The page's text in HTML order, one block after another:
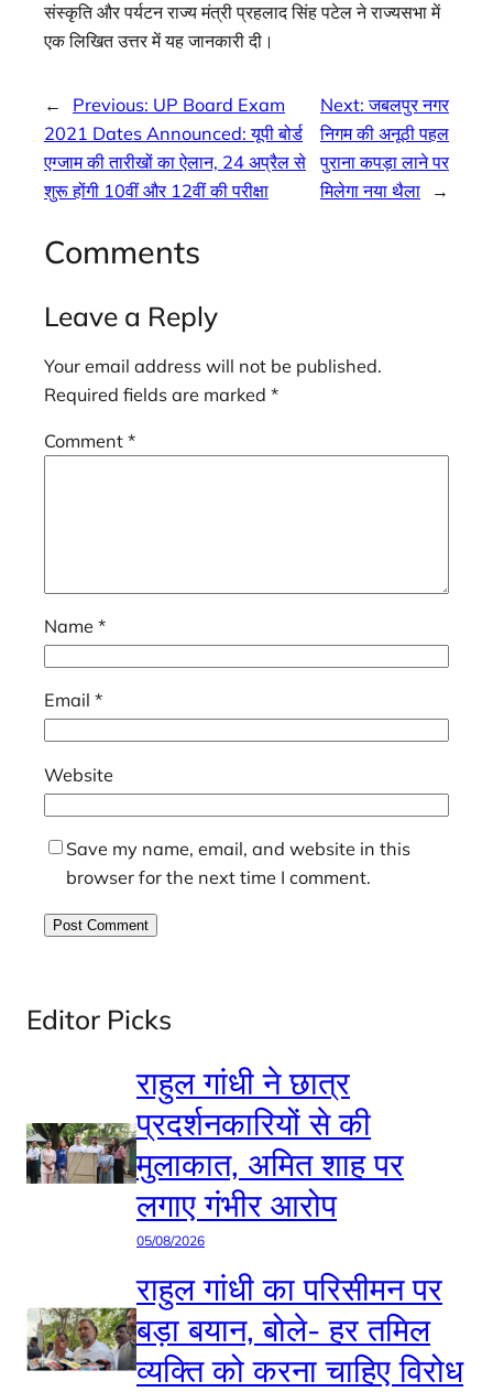
संस्कृति और पर्यटन राज्य मंत्री प्रहलाद सिंह पटेल ने राज्यसभा में
एक लिखित उत्तर में यह जानकारी दी।
← Previous: UP Board Exam
2021 Dates Announced: यूपी बोर्ड
एग्जाम की तारीखों का ऐलान, 24 अप्रैल से
शुरू होंगी 10वीं और 12वीं की परीक्षा
Next:जबलपुर नगर
निगम की अनूठी पहल
पुराना कपड़ा लाने पर
मिलेगा नया थैला
→
Comments
Leave a Reply
Your email address will not be published.
Required fields are marked *
Comment *
Name *
Email *
Website
Save my name, email, and website in this
browser for the next time I comment.
Editor Picks
राहुल गांधी ने छात्र
प्रदर्शनकारियों से की
मुलाकात, अमित शाह पर
लगाए गंभीर आरोप
05/08/2026
राहुल गांधी का परिसीमन पर
बड़ा बयान, बोले- हर तमिल
व्यक्ति को करना चाहिए विरोध